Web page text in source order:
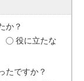
か？
役に立たな
たですか？